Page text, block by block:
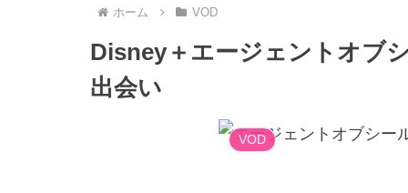
ホーム VOD
Disney＋エージェントオブ
出会い
VOD